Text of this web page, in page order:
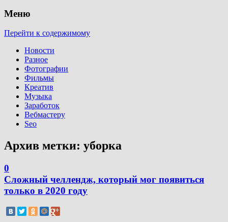
Меню
Перейти к содержимому
Новости
Разное
Фотографии
Фильмы
Креатив
Музыка
Заработок
Вебмастеру
Seo
Архив метки: уборка
0
Сложный челлендж, который мог появиться
только в 2020 году